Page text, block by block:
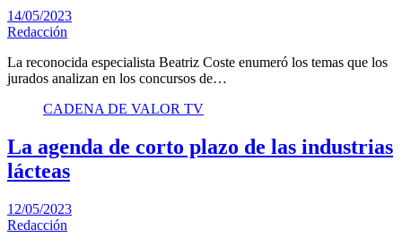
14/05/2023
Redacción
La reconocida especialista Beatriz Coste enumeró los temas que los
jurados analizan en los concursos de…
CADENA DE VALOR TV
La agenda de corto plazo de las industrias
lácteas
12/05/2023
Redacción